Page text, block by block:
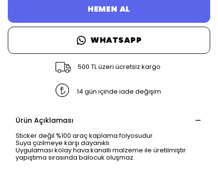
HEMEN AL
WHATSAPP
500 TL üzeri ücretsiz kargo
14 gün içinde iade değişim
Ürün Açıklaması
Sticker değil %100 araç kaplama folyosudur.
Suya çizilmeye karşı dayanıklı.
Uygulaması kolay hava kanallı malzeme ile üretilmiştir
yapıştıma sırasında balocuk oluşmaz.